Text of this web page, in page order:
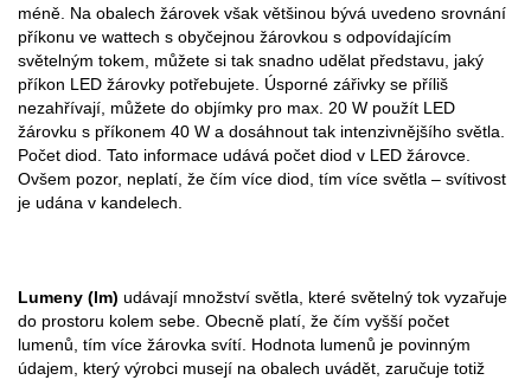
méně. Na obalech žárovek však většinou bývá uvedeno srovnání
příkonu ve wattech s obyčejnou žárovkou s odpovídajícím
světelným tokem, můžete si tak snadno udělat představu, jaký
příkon LED žárovky potřebujete. Úsporné zářivky se příliš
nezahřívají, můžete do objímky pro max. 20 W použít LED
žárovku s příkonem 40 W a dosáhnout tak intenzivnějšího světla.
Počet diod. Tato informace udává počet diod v LED žárovce.
Ovšem pozor, neplatí, že čím více diod, tím více světla – svítivost
je udána v kandelech.
Lumeny (lm) udávají množství světla, které světelný tok vyzařuje
do prostoru kolem sebe. Obecně platí, že čím vyšší počet
lumenů, tím více žárovka svítí. Hodnota lumenů je povinným
údajem, který výrobci musejí na obalech uvádět, zaručuje totiž